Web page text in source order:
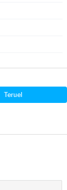
Teruel